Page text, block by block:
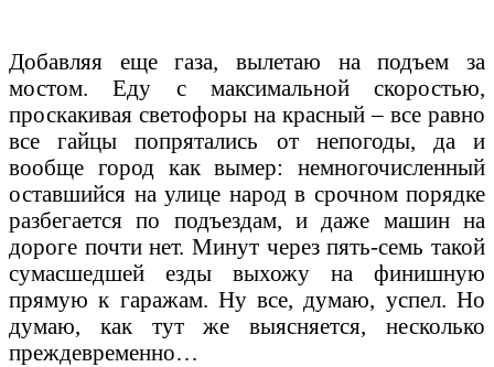
Добавляя еще газа, вылетаю на подъем за
мостом. Еду с максимальной скоростью,
проскакивая светофоры на красный – все равно
все гайцы попрятались от непогоды, да и
вообще город как вымер: немногочисленный
оставшийся на улице народ в срочном порядке
разбегается по подъездам, и даже машин на
дороге почти нет. Минут через пять-семь такой
сумасшедшей езды выхожу на финишную
прямую к гаражам. Ну все, думаю, успел. Но
думаю, как тут же выясняется, несколько
преждевременно…